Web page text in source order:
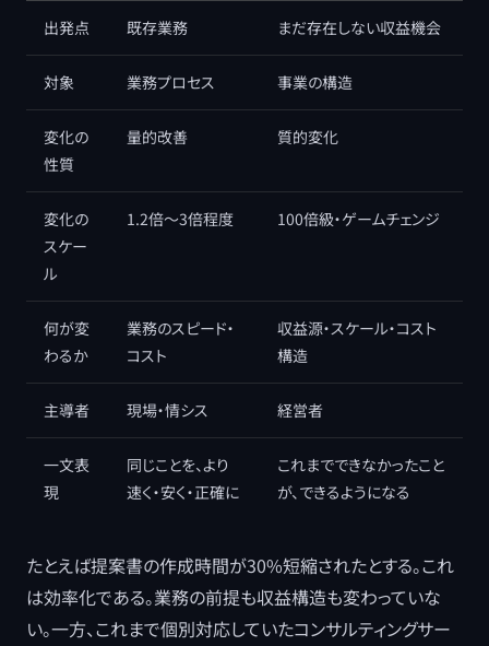
出発点 既存業務 まだ存在しない収益機会
対象 業務プロセス 事業の構造
変化の
性質
量的改善 質的変化
変化の
スケー
ル
1.2倍〜3倍程度 100倍級・ゲームチェンジ
何が変
わるか
業務のスピード・
コスト
収益源・スケール・コスト
構造
主導者 現場・情シス 経営者
一文表
現
同じことを、より
速く・安く・正確に
これまでできなかったこと
が、できるようになる
たとえば提案書の作成時間が30%短縮されたとする。これ
は効率化である。業務の前提も収益構造も変わっていな
い。一方、これまで個別対応していたコンサルティングサー